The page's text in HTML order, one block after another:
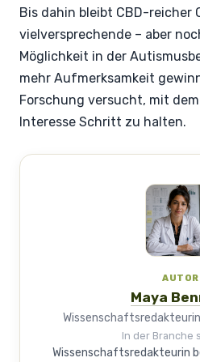
Bis dahin bleibt CBD-reicher
vielversprechende – aber
Möglichkeit in der
mehr Aufmerksamkeit
Forschung versucht, mit
Interesse Schritt zu halten.
AUTOR
Maya
In der Branche
Wissenschaftsredakteurin